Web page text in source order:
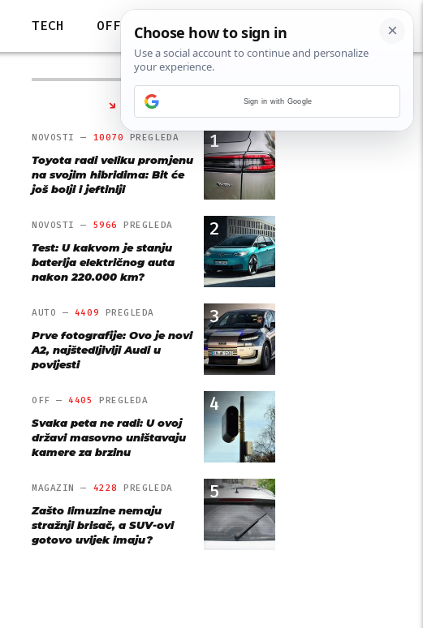
TECH OFF
NAJČITANIJE
1
NOVOSTI — 10070 PREGLEDA
Toyota radi veliku promjenu
na svojim hibridima: Bit će
još bolji i jeftiniji
2
NOVOSTI — 5966 PREGLEDA
Test: U kakvom je stanju
baterija električnog auta
nakon 220.000 km?
3
AUTO — 4409 PREGLEDA
Prve fotografije: Ovo je novi
A2, najštedljiviji Audi u
povijesti
4
OFF —4405 PREGLEDA
Svaka peta ne radi: U ovoj
državi masovno uništavaju
kamere za brzinu
5
MAGAZIN — 4228 PREGLEDA
Zašto limuzine nemaju
stražnji brisač, a SUV-ovi
gotovo uvijek imaju?
Sign in with Google